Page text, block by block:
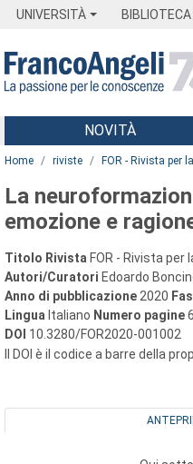
UNIVERSITÀ
Menu
NOVITÀ
Home riviste FOR - Rivista per
La
emozione e
Titolo Rivista FOR - Rivista per
Autori/Curatori Edoardo
Anno di pubblicazione 2020
Lingua Italiano Numero pagine6
DOI 10.3280/FOR2020-001002
Il DOI è il codice a barre della